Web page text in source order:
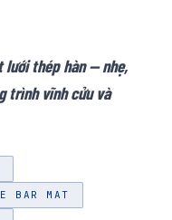
lưới thép hàn — nhẹ,
trình vĩnh cửu và
BAR MAT